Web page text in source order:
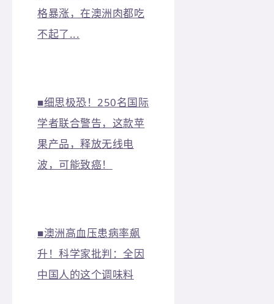
格暴涨，在澳洲肉都吃
不起了...
■细思极恐！250名国际
学者联合警告，这款苹
果产品，释放无线电
波，可能致癌！
■澳洲高血压患病率飙
升！科学家批判：全因
中国人的这个调味料